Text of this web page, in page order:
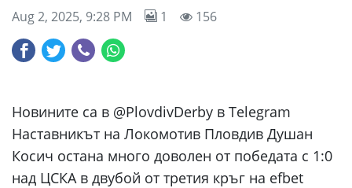
Aug 2, 2025, 9:28 PM 1 156
Новините са в @PlovdivDerby в Telegram
Наставникът на Локомотив Пловдив Душан
Косич остана много доволен от победата с 1:0
над ЦСКА в двубой от третия кръг на efbet